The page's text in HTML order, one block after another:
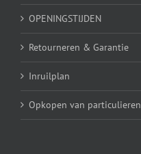
OPENINGSTIJDEN
Retourneren & Garantie
Inruilplan
Opkopen van particulieren